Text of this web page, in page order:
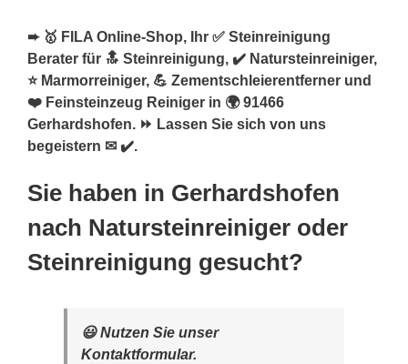
➨ 🥇 FILA Online-Shop, Ihr ✅ Steinreinigung
Berater für 🔝 Steinreinigung, ✔️ Natursteinreiniger,
⭐ Marmorreiniger, 💪 Zementschleierentferner und
❤️ Feinsteinzeug Reiniger in 🌍 91466
Gerhardshofen. ⏩ Lassen Sie sich von uns
begeistern ✉ ✔️.
Sie haben in Gerhardshofen
nach Natursteinreiniger oder
Steinreinigung gesucht?
😃 Nutzen Sie unser
Kontaktformular.